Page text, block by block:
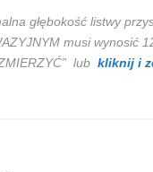
głębokość listwy
musi wynosić
lub kliknij i